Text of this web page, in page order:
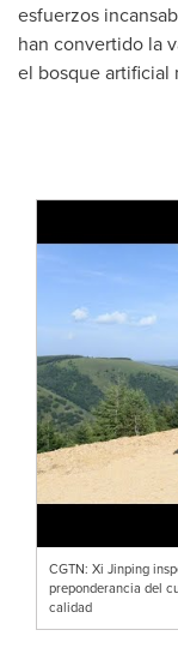
esfuerzos
han convertido la
el bosque artificial
CGTN: Xi Jinping
preponderancia del
calidad